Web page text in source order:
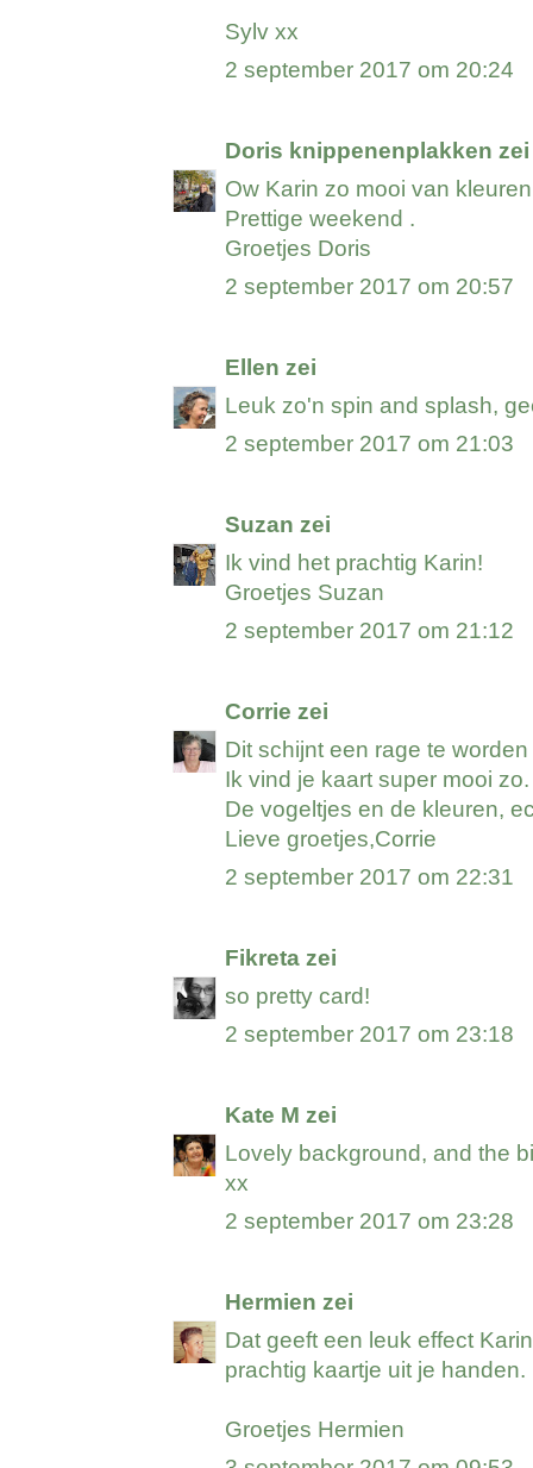
Sylv xx
2 september 2017 om 20:24
Doris knippenenplakken zei
Ow Karin zo mooi van
Prettige weekend .
Groetjes Doris
2 september 2017 om 20:57
Ellen zei
Leuk zo'n spin and splash,
2 september 2017 om 21:03
Suzan zei
Ik vind het prachtig Karin!
Groetjes Suzan
2 september 2017 om 21:12
Corrie zei
Dit schijnt een rage te
Ik vind je kaart super mooi zo.
De vogeltjes en de kleuren,
Lieve groetjes,Corrie
2 september 2017 om 22:31
Fikreta zei
so pretty card!
2 september 2017 om 23:18
Kate M zei
Lovely background, and the
xx
2 september 2017 om 23:28
Hermien zei
Dat geeft een leuk effect
prachtig kaartje uit je handen.
Groetjes Hermien